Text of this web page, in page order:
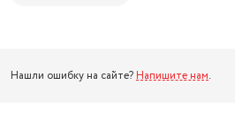
Нашли ошибку на сайте? Напишите нам.